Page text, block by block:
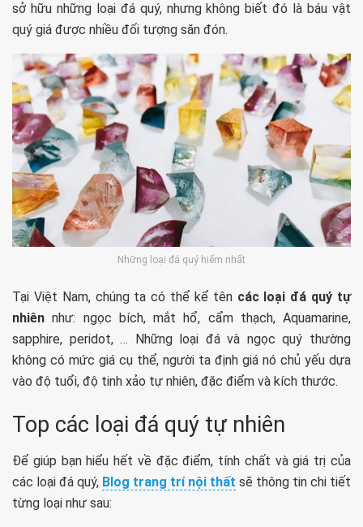
sở hữu những loại đá quý, nhưng không biết đó là báu vật
quý giá được nhiều đối tượng săn đón.
Những loại đá quý hiếm nhất
Tại Việt Nam, chúng ta có thể kể tên các loại đá quý tự
nhiên như: ngọc bích, mắt hổ, cẩm thạch, Aquamarine,
sapphire, peridot, … Những loại đá và ngọc quý thường
không có mức giá cụ thể, người ta định giá nó chủ yếu dựa
vào độ tuổi, độ tinh xảo tự nhiên, đặc điểm và kích thước.
Top các loại đá quý tự nhiên
Để giúp bạn hiểu hết về đặc điểm, tính chất và giá trị của
các loại đá quý, Blog trang trí nội thất sẽ thông tin chi tiết
từng loại như sau: